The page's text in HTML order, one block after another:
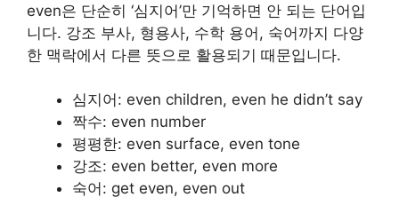
even은 단순히 ‘심지어’만 기억하면 안 되는 단어입
니다. 강조 부사, 형용사, 수학 용어, 숙어까지 다양
한 맥락에서 다른 뜻으로 활용되기 때문입니다.
심지어: even children, even he didn’t say
짝수: even number
평평한: even surface, even tone
강조: even better, even more
숙어: get even, even out